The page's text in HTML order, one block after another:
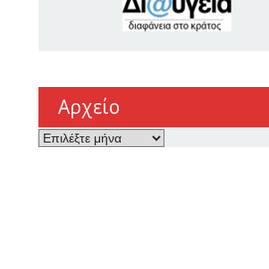
Αρχείο
Αρχείο